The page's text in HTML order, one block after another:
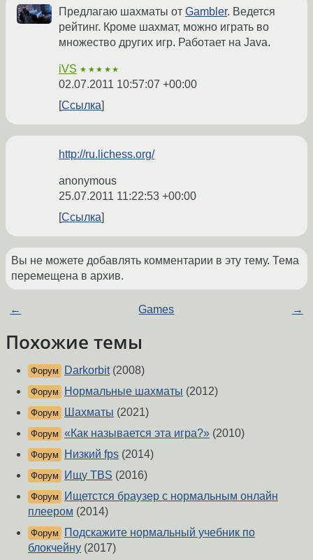
Предлагаю шахматы от Gambler. Ведется
рейтинг. Кроме шахмат, можно играть во
множество других игр. Работает на Java.
iVS ★★★★★
02.07.2011 10:57:07 +00:00
Ссылка
http://ru.lichess.org/
anonymous
25.07.2011 11:22:53 +00:00
Ссылка
Вы не можете добавлять комментарии в эту тему. Тема
перемещена в архив.
← Games →
Похожие темы
Форум Darkorbit(2008)
Форум Нормальные шахматы (2012)
Форум Шахматы (2021)
Форум «Как называется эта игра?» (2010)
Форум Низкий fps (2014)
Форум Ищу TBS (2016)
Форум
Ищетстся браузер с нормальным онлайн
плеером (2014)
Форум
Подскажите нормальный учебник по
блокчейну (2017)